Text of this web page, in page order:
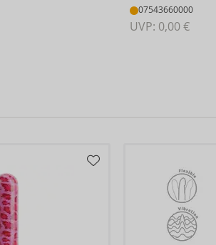
07543660000
UVP: 0,00 €